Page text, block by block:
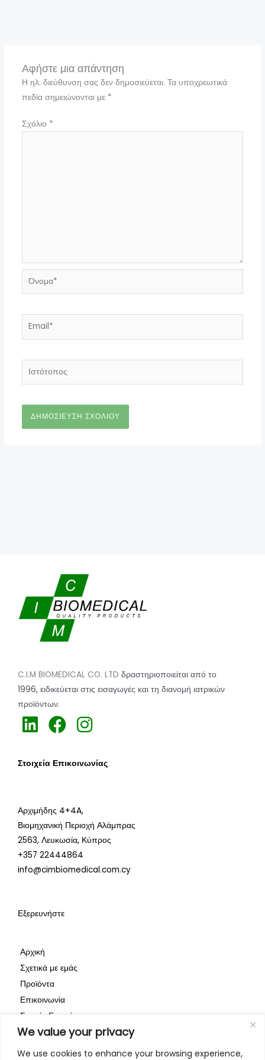
We value your privacy
We use cookies to enhance your browsing experience,
Αφήστε μια απάντηση
Η ηλ. διεύθυνση σας δεν δημοσιεύεται. Τα υποχρεωτικά
πεδία σημειώνονται με *
Σχόλιο *
Όνομα*
Email*
Ιστότοπος
C.I.M BIOMEDICAL CO. LTD δραστηριοποιείται από το
1996, ειδικεύεται στις εισαγωγές και τη διανομή ιατρικών
προϊόντων.
h
t
t
p
:
/
/
w
w
.
i
n
k
e
d
i
h
t
t
p
:
/
/
w
w
.
c
b
o
h
t
t
p
/
/
w
w
r
Στοιχεία Επικοινωνίας
Αρχιμήδης 4+4A,
Βιομηχανική Περιοχή Αλάμπρας
2563, Λευκωσία, Κύπρος
+357 22444864
info@cimbiomedical.com.cy
Εξερευνήστε
Αρχική
Σχετικά με εμάς
Προϊόντα
Επικοινωνία
Συχνές Ερωτήσεις
Πολιτική Απορρήτου